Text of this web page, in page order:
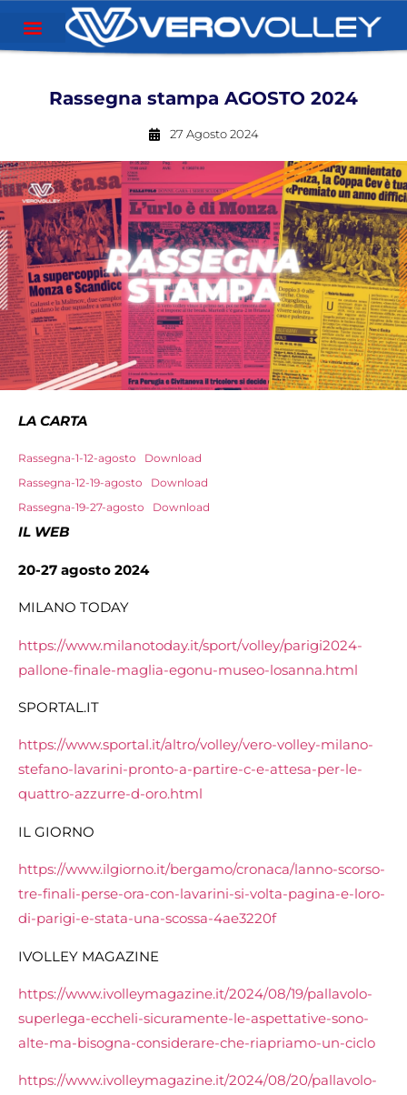
Rassegna stampa AGOSTO 2024
27 Agosto 2024
LA CARTA
Rassegna-1-12-agosto
Download
Rassegna-12-19-agosto
Download
Rassegna-19-27-agosto
Download
IL WEB
20-27 agosto 2024
MILANO TODAY
https://www.milanotoday.it/sport/volley/parigi2024-
pallone-finale-maglia-egonu-museo-losanna.html
SPORTAL.IT
https://www.sportal.it/altro/volley/vero-volley-milano-
stefano-lavarini-pronto-a-partire-c-e-attesa-per-le-
quattro-azzurre-d-oro.html
IL GIORNO
https://www.ilgiorno.it/bergamo/cronaca/lanno-scorso-
tre-finali-perse-ora-con-lavarini-si-volta-pagina-e-loro-
di-parigi-e-stata-una-scossa-4ae3220f
IVOLLEY MAGAZINE
https://www.ivolleymagazine.it/2024/08/19/pallavolo-
superlega-eccheli-sicuramente-le-aspettative-sono-
alte-ma-bisogna-considerare-che-riapriamo-un-ciclo
https://www.ivolleymagazine.it/2024/08/20/pallavolo-